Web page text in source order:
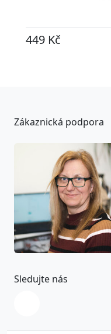
449 Kč
Zákaznická podpora
Sledujte nás